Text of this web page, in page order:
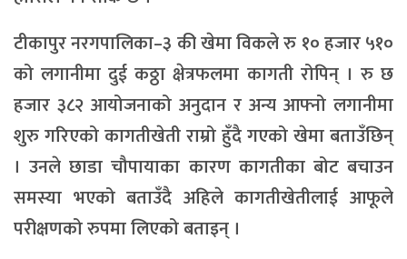
टीकापुर नरगपालिका–३ की खेमा विकले रु १० हजार ५१०
को लगानीमा दुई कठ्ठा क्षेत्रफलमा कागती रोपिन् । रु छ
हजार ३८२ आयोजनाको अनुदान र अन्य आफ्नो लगानीमा
शुरु गरिएको कागतीखेती राम्रो हुँदै गएको खेमा बताउँछिन्
। उनले छाडा चौपायाका कारण कागतीका बोट बचाउन
समस्या भएको बताउँदै अहिले कागतीखेतीलाई आफूले
परीक्षणको रुपमा लिएको बताइन् ।